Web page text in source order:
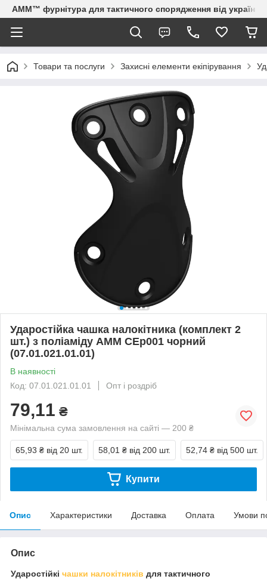
AMM™ фурнітура для тактичного спорядження від
Товари та послуги Захисні елементи екіпірування
Ударостійка чашка налокітника (комплект 2
шт.) з поліаміду AMM CEp001 чорний
(07.01.021.01.01)
В наявності
Код: 07.01.021.01.01
Опт і роздріб
79,11 ₴
Мінімальна сума замовлення на сайті — 200 ₴
65,93 ₴ від 20 шт. 58,01 ₴ від 200 шт. 52,74 ₴ від 500 шт.
Купити
Опис Характеристики Доставка Оплата Умови
Опис
Ударостійкі чашки налокітників для тактичного